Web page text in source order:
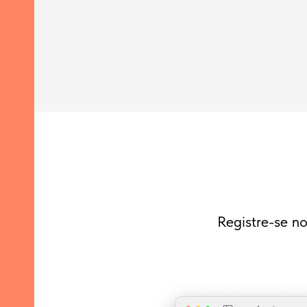
Registre-se